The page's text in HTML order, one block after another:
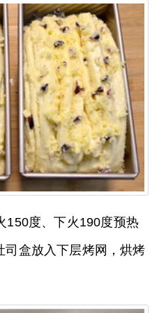
150度、下火190度预热
司盒放入下层烤网，烘烤